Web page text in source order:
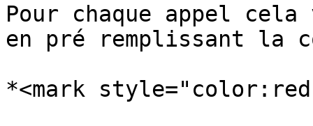
Pour chaque appel
en pré remplissant la
*<mark